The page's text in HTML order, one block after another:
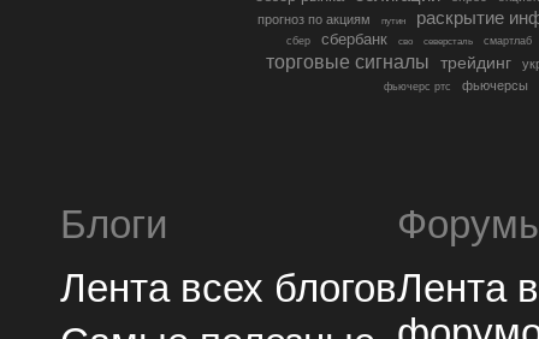
прогноз по акциям путин раскрытие
сбер сбербанк сво северсталь смартлаб
торговые сигналы трейдинг
фьючерс ртс фьючерсы
Блоги
Лента всех блоговЛента